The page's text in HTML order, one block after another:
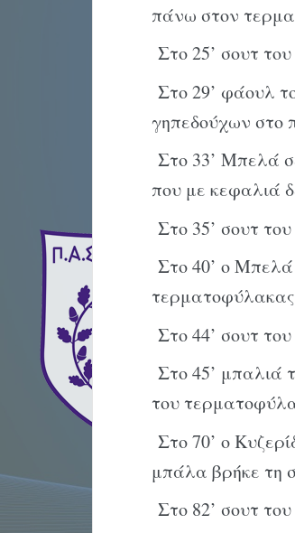
πάνω στον
Στο 25’ σουτ
Στο 29’ φάουλ
γηπεδούχων στο
Στο 33’ Μπελά
που με κεφαλιά
Στο 35’ σουτ
Στο 40’ ο
Στο 44’ σουτ
Στο 45’ μπαλιά
του
Στο 70’ ο
μπάλα βρήκε τη
Στο 82’ σουτ